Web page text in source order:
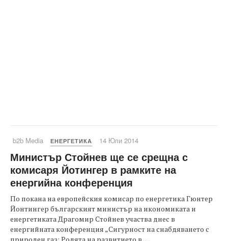
b2b Media ЕНЕРГЕТИКА 14 Юли 2014
Министър Стойнев ще се срещна с
комисаря Йотингер в рамките на
енергийна конференция
По покана на европейския комисар по енергетика Гюнтер
Йонтингер българският министър на икономиката и
енергетиката Драгомир Стойнев участва днес в
енергийната конференция „Сигурност на снабдяването с